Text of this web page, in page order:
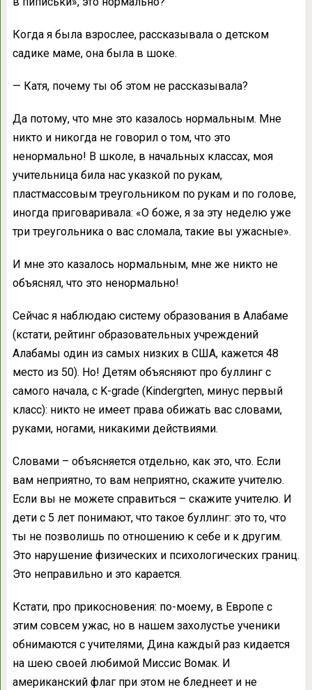
Когда я была взрослее, рассказывала о детском
садике маме, она была в шоке.
— Катя, почему ты об этом не рассказывала?
Да потому, что мне это казалось нормальным. Мне
никто и никогда не говорил о том, что это
ненормально! В школе, в начальных классах, моя
учительница била нас указкой по рукам,
пластмассовым треугольником по рукам и по голове,
иногда приговаривала: «О боже, я за эту неделю уже
три треугольника о вас сломала, такие вы ужасные».
И мне это казалось нормальным, мне же никто не
объяснял, что это ненормально!
Сейчас я наблюдаю систему образования в Алабаме
(кстати, рейтинг образовательных учреждений
Алабамы один из самых низких в США, кажется 48
место из 50). Но! Детям объясняют про буллинг с
самого начала, с K-grade (Kindergrten, минус первый
класс): никто не имеет права обижать вас словами,
руками, ногами, никакими действиями.
Словами – объясняется отдельно, как это, что. Если
вам неприятно, то вам неприятно, скажите учителю.
Если вы не можете справиться – скажите учителю. И
дети с 5 лет понимают, что такое буллинг: это то, что
ты не позволишь по отношению к себе и к другим.
Это нарушение физических и психологических границ.
Это неправильно и это карается.
Кстати, про прикосновения: по-моему, в Европе с
этим совсем ужас, но в нашем захолустье ученики
обнимаются с учителями, Дина каждый раз кидается
на шею своей любимой Миссис Вомак. И
американский флаг при этом не бледнеет и не